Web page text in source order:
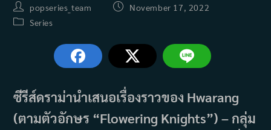
Post
author:
popseries_team
PostNovember 17, 2022
PostSeries
ซีรีส์ดราม่านำเสนอเรื่องราวของ Hwarang
(ตามตัวอักษร “Flowering Knights”) – กลุ่ม